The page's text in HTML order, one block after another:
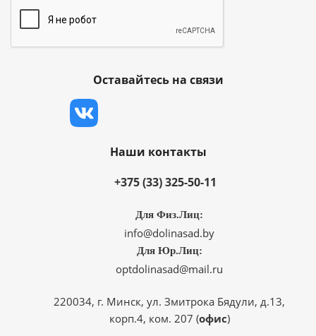
Оставайтесь на связи
Наши контакты
+375 (33) 325-50-11
Для Физ.Лиц:
info@dolinasad.by
Для Юр.Лиц:
optdolinasad@mail.ru
220034, г. Минск, ул. Змитрока Бядули, д.13,
корп.4, ком. 207 (офис)